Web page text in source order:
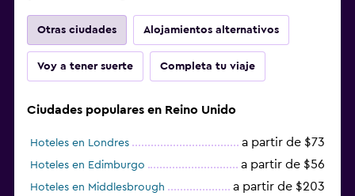
Otras ciudades Alojamientos alternativos
Voy a tener suerte Completa tu viaje
Ciudades populares en Reino Unido
Hoteles en Londres a partir de $73
Hoteles en Edimburgo a partir de $56
Hoteles en Middlesbrough a partir de $203